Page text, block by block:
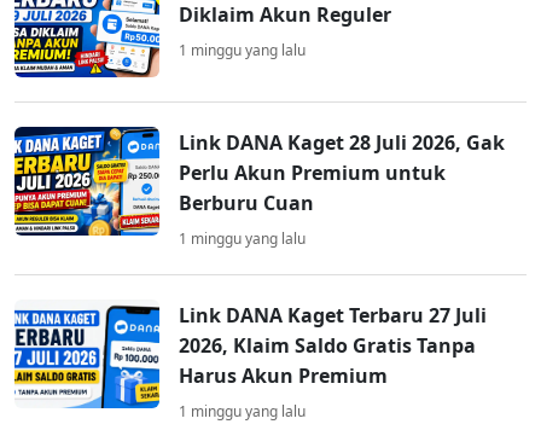
Diklaim Akun Reguler
1 minggu yang lalu
Link DANA Kaget 28 Juli 2026, Gak
Perlu Akun Premium untuk
Berburu Cuan
1 minggu yang lalu
Link DANA Kaget Terbaru 27 Juli
2026, Klaim Saldo Gratis Tanpa
Harus Akun Premium
1 minggu yang lalu